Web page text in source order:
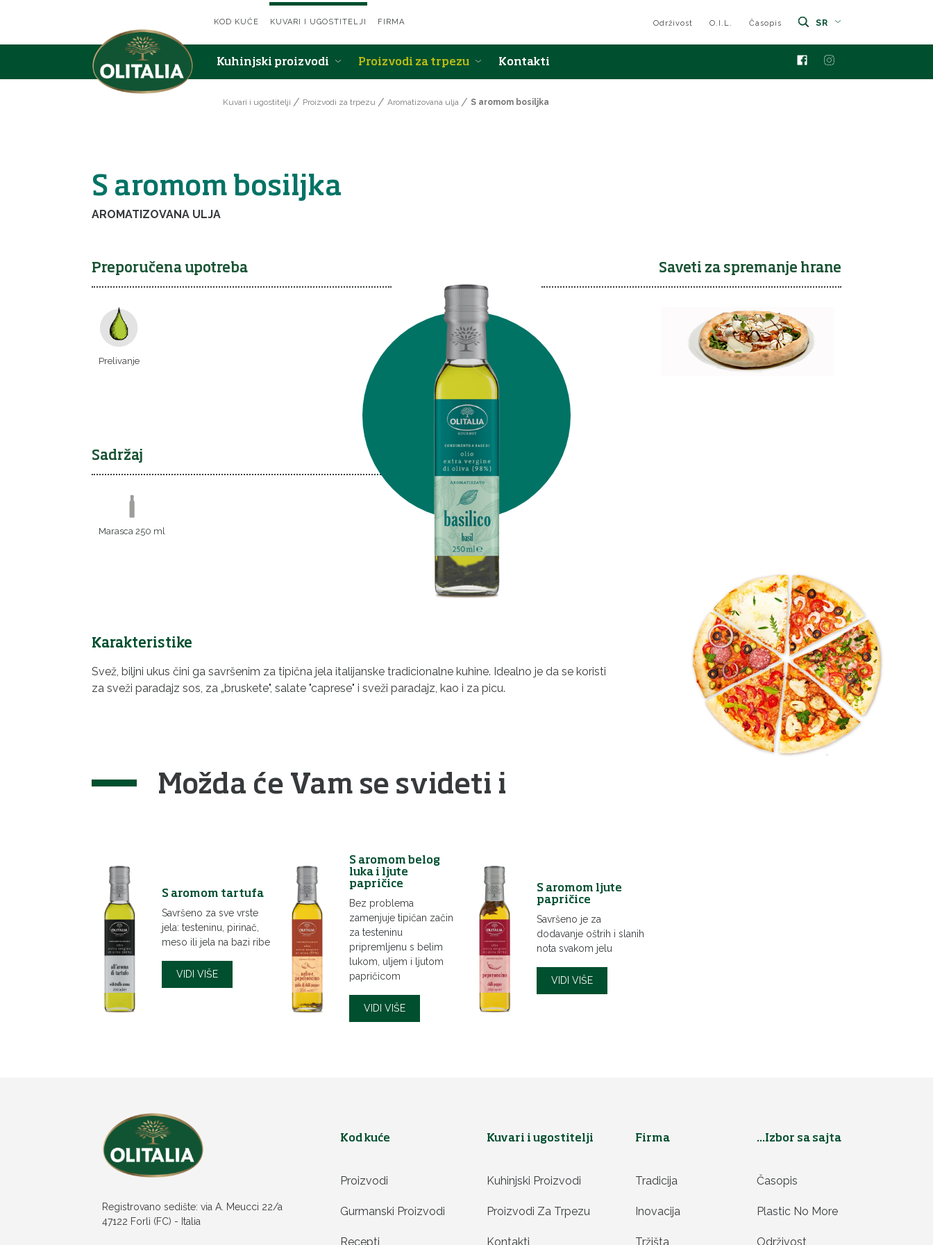
KOD KUĆE KUVARI I UGOSTITELJI FIRMA Održivost O.I.L. Časopis SR
Kuhinjski proizvodi Proizvodi za trpezu Kontakti
Kuvari i ugostitelji Proizvodi za trpezu Aromatizovana ulja S aromom bosiljka
S aromom bosiljka
AROMATIZOVANA ULJA
Preporučena upotreba
Prelivanje
Sadržaj
Marasca 250 ml
Saveti za spremanje hrane
Karakteristike
Svež, biljni ukus čini ga savršenim za tipična jela italijanske tradicionalne kuhine. Idealno je da se koristi
za sveži paradajz sos, za „bruskete", salate "caprese" i sveži paradajz, kao i za picu.
Možda će Vam se svideti i
S aromom tartufa
Savršeno za sve vrste
jela: testeninu, pirinač,
meso ili jela na bazi ribe
VIDI VIŠE
S aromom belog
luka i ljute
papričice
Bez problema
zamenjuje tipičan začin
za testeninu
pripremljenu s belim
lukom, uljem i ljutom
papričicom
VIDI VIŠE
S aromom ljute
papričice
Savršeno je za
dodavanje oštrih i slanih
nota svakom jelu
VIDI VIŠE
Registrovano sedište: via A. Meucci 22/a
47122 Forlì (FC) - Italia
Kod kuće
Proizvodi
Gurmanski Proizvodi
Recepti
Kuvari i ugostitelji
Kuhinjski Proizvodi
Proizvodi Za Trpezu
Kontakti
Firma
Tradicija
Inovacija
Tržišta
...Izbor sa sajta
Časopis
Plastic No More
Održivost